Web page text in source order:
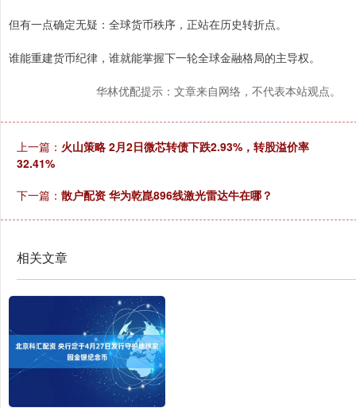
但有一点确定无疑：全球货币秩序，正站在历史转折点。
谁能重建货币纪律，谁就能掌握下一轮全球金融格局的主导权。
华林优配提示：文章来自网络，不代表本站观点。
上一篇： 火山策略 2月2日微芯转债下跌2.93%，转股溢价率
32.41%
下一篇： 散户配资 华为乾崑896线激光雷达牛在哪？
相关文章